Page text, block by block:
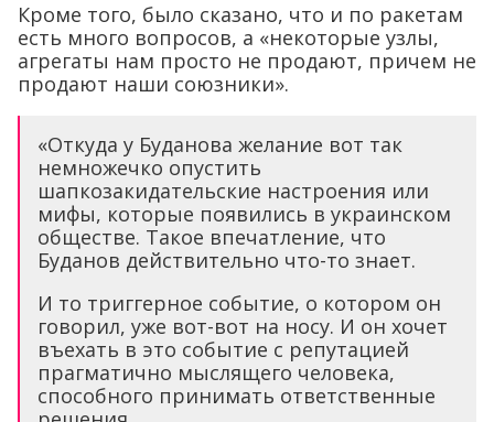
Кроме того, было сказано, что и по ракетам
есть много вопросов, а «некоторые узлы,
агрегаты нам просто не продают, причем не
продают наши союзники».
«Откуда у Буданова желание вот так
немножечко опустить
шапкозакидательские настроения или
мифы, которые появились в украинском
обществе. Такое впечатление, что
Буданов действительно что-то знает.
И то триггерное событие, о котором он
говорил, уже вот-вот на носу. И он хочет
въехать в это событие с репутацией
прагматично мыслящего человека,
способного принимать ответственные